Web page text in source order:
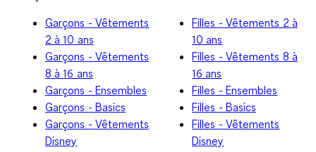
Garçons - Vêtements
2 à 10 ans
Garçons - Vêtements
8 à 16 ans
Garçons - Ensembles
Garçons - Basics
Garçons - Vêtements
Disney
Filles - Vêtements 2 à
10 ans
Filles - Vêtements 8 à
16 ans
Filles - Ensembles
Filles - Basics
Filles - Vêtements
Disney